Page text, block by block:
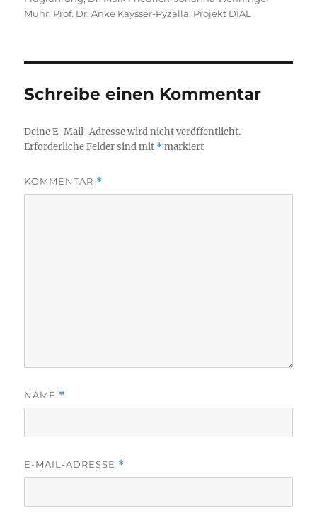
Muhr, Prof. Dr. Anke Kaysser-Pyzalla, Projekt DIAL
Schreibe einen Kommentar
Deine E-Mail-Adresse wird nicht veröffentlicht.
Erforderliche Felder sind mit *markiert
KOMMENTAR *
NAME *
E-MAIL-ADRESSE *